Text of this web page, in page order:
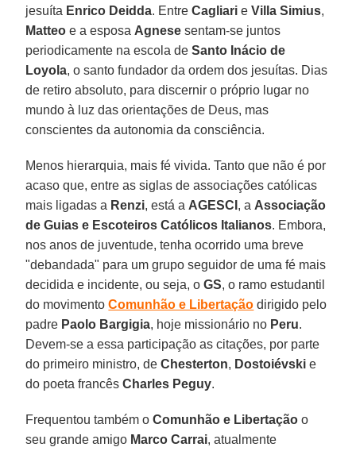
jesuíta Enrico Deidda. EntreCagliari eVilla Simius,
Matteo e a esposa Agnese sentam-se juntos
periodicamente na escola deSanto Inácio de
Loyola, o santo fundador da ordem dos jesuítas. Dias
de retiro absoluto, para discernir o próprio lugar no
mundo à luz das orientações de Deus, mas
conscientes da autonomia da consciência.
Menos hierarquia, mais fé vivida. Tanto que não é por
acaso que, entre as siglas de associações católicas
mais ligadas a Renzi, está a AGESCI , a Associação
de Guias e Escoteiros Católicos Italianos. Embora,
nos anos de juventude, tenha ocorrido uma breve
"debandada" para um grupo seguidor de uma fé mais
decidida e incidente, ou seja, oGS, o ramo estudantil
do movimentoComunhão e Libertação dirigido pelo
padre Paolo Bargigia, hoje missionário no Peru.
Devem-se a essa participação as citações, por parte
do primeiro ministro, deChesterton, Dostoiévski e
do poeta francêsCharles Peguy.
Frequentou também oComunhão e Libertação o
seu grande amigo Marco Carrai, atualmente